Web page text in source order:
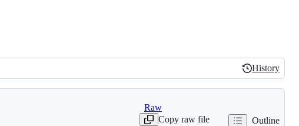
History
History
Raw
Copy raw file
Outline